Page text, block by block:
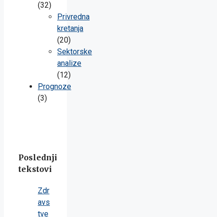
(32)
Privredna
kretanja
(20)
Sektorske
analize
(12)
Prognoze
(3)
Poslednji
tekstovi
Zdr
avs
tve